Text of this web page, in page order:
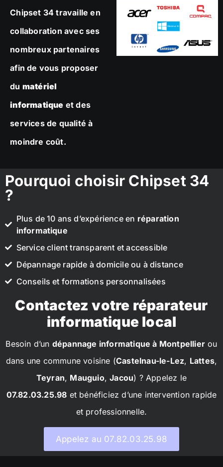
Chipset 34 travaille en
collaboration avec ses
nombreux partenaires
afin de vous proposer
du matériel
informatique et des
services de qualité à
moindre coût.
Pourquoi choisir Chipset 34
?
Plus de 10 ans d’expérience en réparation
informatique
Service client transparent et accessible
Dépannage rapide à domicile ou à distance
Conseils et formations personnalisées
Contactez votre réparateur
informatique local
Besoin d’un dépannage informatique à Montpellier ou
dans une commune voisine (Castelnau-le-Lez, Lattes,
Teyran, Mauguio,Jacou) ? Appelez le
07.82.03.25.98 et bénéficiez d’une intervention rapide
et professionnelle.
Appelez au 07.82.03.25.98